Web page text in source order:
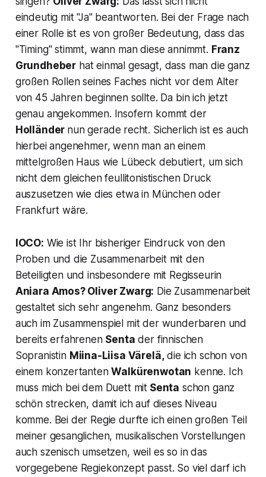
eindeutig mit "Ja" beantworten. Bei der Frage nach
einer Rolle ist es von großer Bedeutung, dass das
"Timing" stimmt, wann man diese annimmt. Franz
Grundheber hat einmal gesagt, dass man die ganz
großen Rollen seines Faches nicht vor dem Alter
von 45 Jahren beginnen sollte. Da bin ich jetzt
genau angekommen. Insofern kommt der
Holländer nun gerade recht. Sicherlich ist es auch
hierbei angenehmer, wenn man an einem
mittelgroßen Haus wie Lübeck debutiert, um sich
nicht dem gleichen feullitonistischen Druck
auszusetzen wie dies etwa in München oder
Frankfurt wäre.
IOCO: Wie ist Ihr bisheriger Eindruck von den
Proben und die Zusammenarbeit mit den
Beteiligten und insbesondere mit Regisseurin
Aniara Amos? Oliver Zwarg: Die Zusammenarbeit
gestaltet sich sehr angenehm. Ganz besonders
auch im Zusammenspiel mit der wunderbaren und
bereits erfahrenen Senta der finnischen
Sopranistin Miina-Liisa Värelä,die ich schon von
einem konzertantenWalkürenwotan kenne. Ich
muss mich bei dem Duett mit Senta schon ganz
schön strecken, damit ich auf dieses Niveau
komme. Bei der Regie durfte ich einen großen Teil
meiner gesanglichen, musikalischen Vorstellungen
auch szenisch umsetzen, weil es so in das
vorgegebene Regiekonzept passt. So viel darf ich